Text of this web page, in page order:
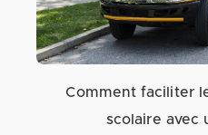
Comment faciliter
scolaire avec